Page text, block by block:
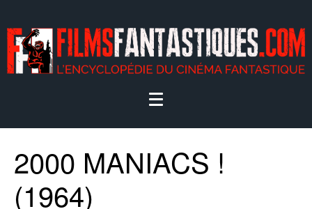
2000 MANIACS !
(1964)